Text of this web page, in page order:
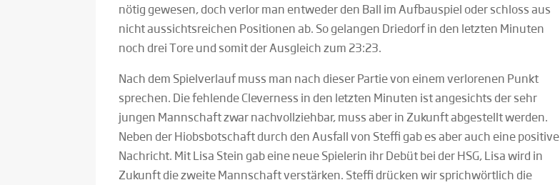
nötig gewesen, doch verlor man entweder den Ball im Aufbauspiel oder schloss aus
nicht aussichtsreichen Positionen ab. So gelangen Driedorf in den letzten Minuten
noch drei Tore und somit der Ausgleich zum 23:23.
Nach dem Spielverlauf muss man nach dieser Partie von einem verlorenen Punkt
sprechen. Die fehlende Cleverness in den letzten Minuten ist angesichts der sehr
jungen Mannschaft zwar nachvollziehbar, muss aber in Zukunft abgestellt werden.
Neben der Hiobsbotschaft durch den Ausfall von Steffi gab es aber auch eine positive
Nachricht. Mit Lisa Stein gab eine neue Spielerin ihr Debüt bei der HSG, Lisa wird in
Zukunft die zweite Mannschaft verstärken. Steffi drücken wir sprichwörtlich die